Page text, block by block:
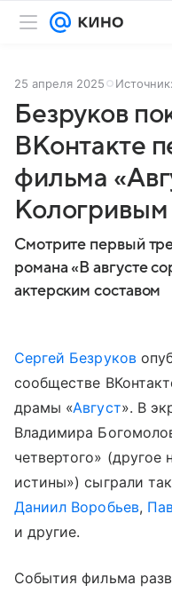
25 апреля 2025 Источник:
Безруков
ВКонтакте
фильма
Кологривым
Смотрите первый
романа «В августе
актерским составом
Сергей Безруков
сообществе
драмы «Август». В
Владимира
четвертого»
истины») сыграли
Даниил Воробьев,
и другие.
События фильма